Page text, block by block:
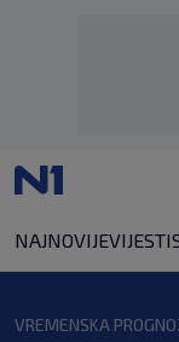
NAJNOVIJEVIJESTI
VREMENSKA